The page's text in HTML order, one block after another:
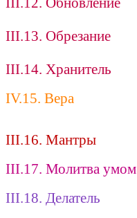
III.13. Обрезание
III.14. Хранитель
IV.15. Вера
III.16. Мантры
III.17. Молитва умом
III.18. Делатель